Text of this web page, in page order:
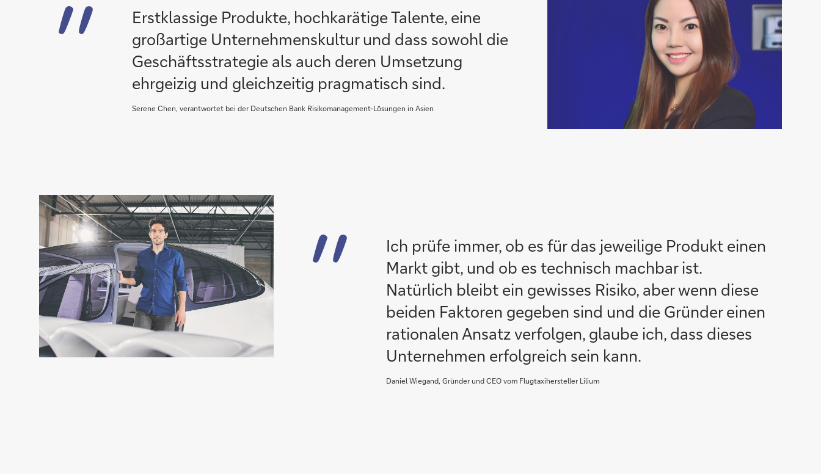
Erstklassige Produkte, hochkarätige Talente, eine
großartige Unternehmenskultur und dass sowohl die
Geschäftsstrategie als auch deren Umsetzung
ehrgeizig und gleichzeitig pragmatisch sind.
Serene Chen, verantwortet bei der Deutschen Bank Risikomanagement-Lösungen in Asien
Ich prüfe immer, ob es für das jeweilige Produkt einen
Markt gibt, und ob es technisch machbar ist.
Natürlich bleibt ein gewisses Risiko, aber wenn diese
beiden Faktoren gegeben sind und die Gründer einen
rationalen Ansatz verfolgen, glaube ich, dass dieses
Unternehmen erfolgreich sein kann.
Daniel Wiegand, Gründer und CEO vom Flugtaxihersteller Lilium